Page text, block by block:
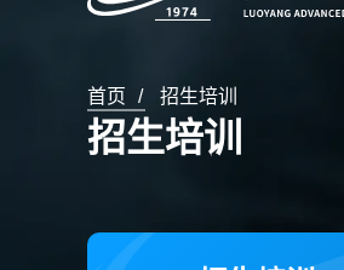
首页 招生培训
招生培训